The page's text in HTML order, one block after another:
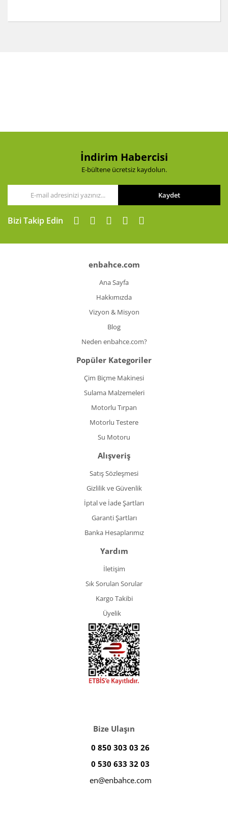
Ürün fiyatı diğer sitelerden daha pahalı.
Gönder
İndirim Habercisi
E-bültene ücretsiz kaydolun.
Kaydet
Bizi Takip Edin
enbahce.com
Ana Sayfa
Hakkımızda
Vizyon & Misyon
Blog
Neden enbahce.com?
Popüler Kategoriler
Çim Biçme Makinesi
Sulama Malzemeleri
Motorlu Tırpan
Motorlu Testere
Su Motoru
Alışveriş
Satış Sözleşmesi
Gizlilik ve Güvenlik
İptal ve İade Şartları
Garanti Şartları
Banka Hesaplarımız
Yardım
İletişim
Sık Sorulan Sorular
Kargo Takibi
Üyelik
Bize Ulaşın
0 850 303 03 26
0 530 633 32 03
en@enbahce.com